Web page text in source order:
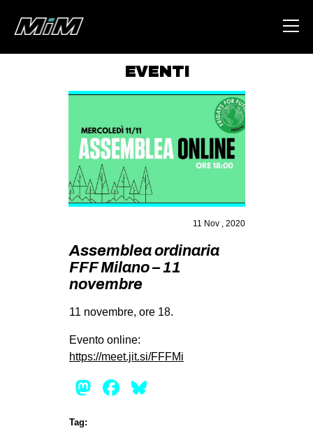
AREA
DEGENERAZIONE
GAZA FREESTYLE
CSOA LAMBRETTA
MSM
STUDENTI TSUNAMI
MILANO
MOBILITAZIONI
SPORT POPOLARE
EVENTI
11 Nov , 2020
Assemblea ordinaria
FFF Milano – 11
novembre
11 novembre, ore 18.
Evento online:
https://meet.jit.si/FFFMi
Mastodon
Facebook
Tag: